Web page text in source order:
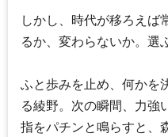
しかし、時代が移ろえば
るか、変わらないか。選
ふと歩みを止め、何かを
る綾野。次の瞬間、力強
指をパチンと鳴らすと、